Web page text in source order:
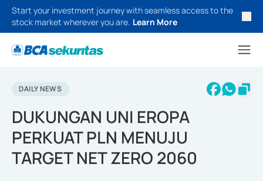
Start your investment journey with seamless access to the
stock market wherever you are. Learn More
DAILY NEWS
DUKUNGAN UNI EROPA
PERKUAT PLN MENUJU
TARGET NET ZERO 2060